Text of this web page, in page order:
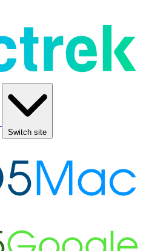
Switch site